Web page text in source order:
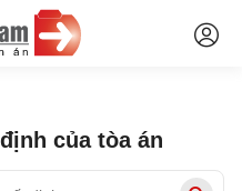
của tòa án